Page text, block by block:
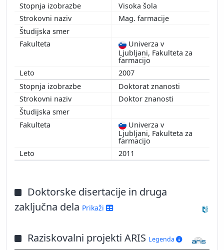
2009
2010
2011
2012
Visoka šola
Mag. farmacije
Univerza v
Ljubljani, Fakulteta za
farmacijo
2007
Doktorat znanosti
Doktor znanosti
Univerza v
Ljubljani, Fakulteta za
farmacijo
2011
Doktorske disertacije in druga
zaključna dela Prikaži
Raziskovalni projekti ARIS Legenda